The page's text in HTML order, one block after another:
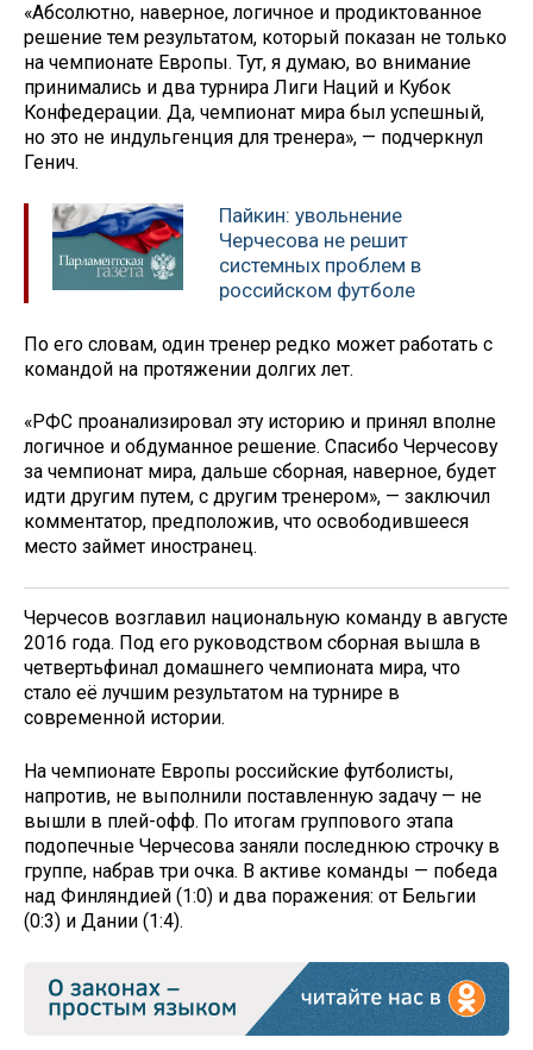
«Абсолютно, наверное, логичное и продиктованное
решение тем результатом, который показан не только
на чемпионате Европы. Тут, я думаю, во внимание
принимались и два турнира Лиги Наций и Кубок
Конфедерации. Да, чемпионат мира был успешный,
но это не индульгенция для тренера», — подчеркнул
Генич.
Пайкин: увольнение
Черчесова не решит
системных проблем в
российском футболе
По его словам, один тренер редко может работать с
командой на протяжении долгих лет.
«РФС проанализировал эту историю и принял вполне
логичное и обдуманное решение. Спасибо Черчесову
за чемпионат мира, дальше сборная, наверное, будет
идти другим путем, с другим тренером», — заключил
комментатор, предположив, что освободившееся
место займет иностранец.
Черчесов возглавил национальную команду в августе
2016 года. Под его руководством сборная вышла в
четвертьфинал домашнего чемпионата мира, что
стало её лучшим результатом на турнире в
современной истории.
На чемпионате Европы российские футболисты,
напротив, не выполнили поставленную задачу — не
вышли в плей-офф. По итогам группового этапа
подопечные Черчесова заняли последнюю строчку в
группе, набрав три очка. В активе команды — победа
над Финляндией (1:0) и два поражения: от Бельгии
(0:3) и Дании (1:4).